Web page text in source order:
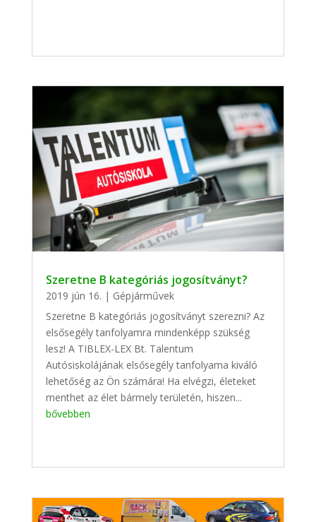
Szeretne B kategóriás jogosítványt?
2019 jún 16. | Gépjárművek
Szeretne B kategóriás jogosítványt szerezni? Az
elsősegély tanfolyamra mindenképp szükség
lesz! A TIBLEX-LEX Bt. Talentum
Autósiskolájának elsősegély tanfolyama kiváló
lehetőség az Ön számára! Ha elvégzi, életeket
menthet az élet bármely területén, hiszen...
bővebben